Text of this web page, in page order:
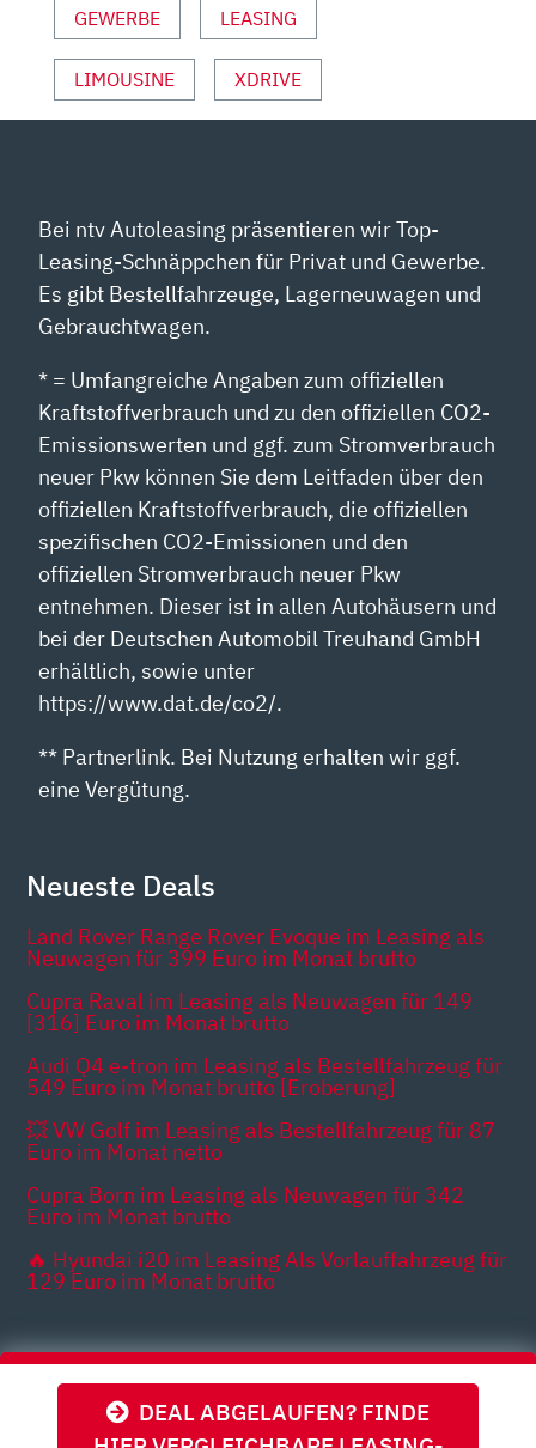
DEAL ABGELAUFEN? FINDE
SPORT“
VON
YOUTUBE
ANZEIGEN
GEWERBE LEASING
LIMOUSINE XDRIVE
Bei ntv Autoleasing präsentieren wir Top-
Leasing-Schnäppchen für Privat und Gewerbe.
Es gibt Bestellfahrzeuge, Lagerneuwagen und
Gebrauchtwagen.
* = Umfangreiche Angaben zum offiziellen
Kraftstoffverbrauch und zu den offiziellen CO2-
Emissionswerten und ggf. zum Stromverbrauch
neuer Pkw können Sie dem Leitfaden über den
offiziellen Kraftstoffverbrauch, die offiziellen
spezifischen CO2-Emissionen und den
offiziellen Stromverbrauch neuer Pkw
entnehmen. Dieser ist in allen Autohäusern und
bei der Deutschen Automobil Treuhand GmbH
erhältlich, sowie unter
https://www.dat.de/co2/.
** Partnerlink. Bei Nutzung erhalten wir ggf.
eine Vergütung.
Neueste Deals
Land Rover Range Rover Evoque im Leasing als
Neuwagen für 399 Euro im Monat brutto
Cupra Raval im Leasing als Neuwagen für 149
[316] Euro im Monat brutto
Audi Q4 e-tron im Leasing als Bestellfahrzeug für
549 Euro im Monat brutto [Eroberung]
💥 VW Golf im Leasing als Bestellfahrzeug für 87
Euro im Monat netto
Cupra Born im Leasing als Neuwagen für 342
Euro im Monat brutto
🔥 Hyundai i20 im Leasing Als Vorlauffahrzeug für
129 Euro im Monat brutto